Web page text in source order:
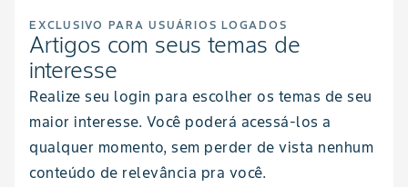
EXCLUSIVO PARA USUÁRIOS LOGADOS
Artigos com seus temas de
interesse
Realize seu login para escolher os temas de seu
maior interesse. Você poderá acessá-los a
qualquer momento, sem perder de vista nenhum
conteúdo de relevância pra você.